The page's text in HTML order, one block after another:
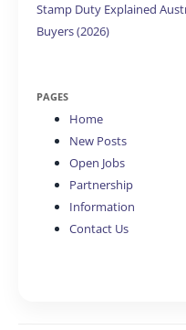
Stamp Duty Explained
Buyers (2026)
PAGES
Home
New Posts
Open Jobs
Partnership
Information
Contact Us